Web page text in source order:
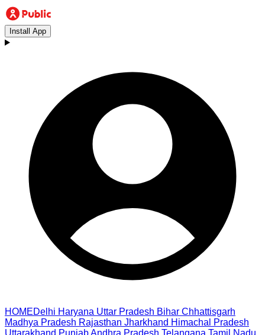
Install App
HOMEDelhi Haryana Uttar Pradesh Bihar Chhattisgarh
Madhya Pradesh Rajasthan Jharkhand Himachal Pradesh
Uttarakhand PunjabAndhra Pradesh Telangana Tamil Nadu